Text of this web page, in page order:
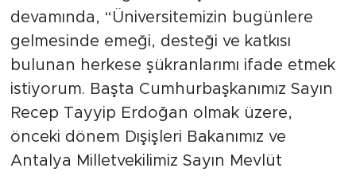
devamında, “Üniversitemizin bugünlere
gelmesinde emeği, desteği ve katkısı
bulunan herkese şükranlarımı ifade etmek
istiyorum. Başta Cumhurbaşkanımız Sayın
Recep Tayyip Erdoğan olmak üzere,
önceki dönem Dışişleri Bakanımız ve
Antalya Milletvekilimiz Sayın Mevlüt